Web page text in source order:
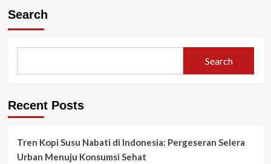
Menyelamatkan
Search
Search
Recent Posts
Tren Kopi Susu Nabati di Indonesia: Pergeseran Selera
Urban Menuju Konsumsi Sehat